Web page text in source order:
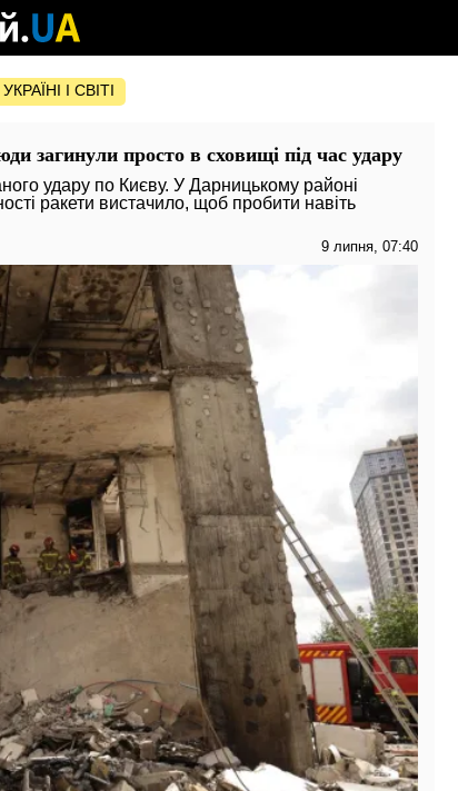
І СВІТІ
загинули просто в сховищі під час удару
удару по Києву. У Дарницькому районі
ракети вистачило, щоб пробити навіть
9 липня, 07:40